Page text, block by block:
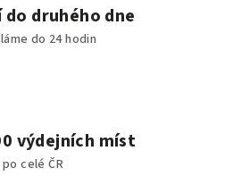
do druhého dne
do 24 hodin
výdejních míst
po celé ČR